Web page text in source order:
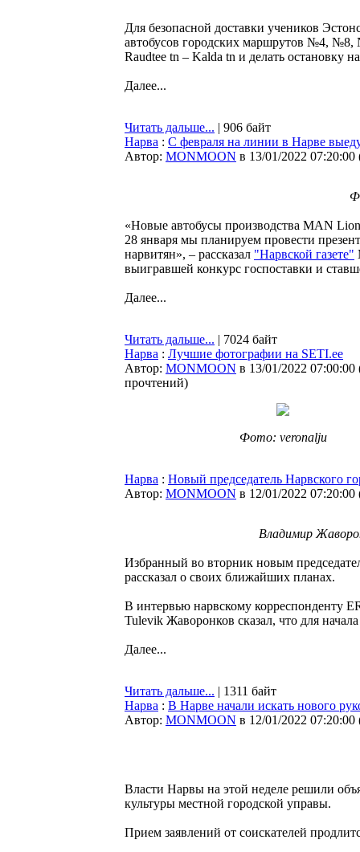
Для безопасной доставки учеников
автобусов городских маршрутов №4, №8,
Raudtee tn – Kalda tn и делать остановку
Далее...
Читать дальше... | 906 байт
Нарва : С февраля на линии в Нарве
Автор: MONMOON в 13/01/2022 07:20:00
«Новые автобусы производства MAN
28 января мы планируем провести
нарвитян», – рассказал "Нарвской газете"
выигравшей конкурс госпоставки и
Далее...
Читать дальше... | 7024 байт
Нарва : Лучшие фотографии на SETI.ee
Автор: MONMOON в 13/01/2022 07:00:00
прочтений)
Фото: veronalju
Нарва : Новый председатель Нарвского
Автор: MONMOON в 12/01/2022 07:20:00
Владимир
Избранный во вторник новым
рассказал о своих ближайших планах.
В интервью нарвскому корреспонденту
Tulevik Жаворонков сказал, что для
Далее...
Читать дальше... | 1311 байт
Нарва : В Нарве начали искать нового
Автор: MONMOON в 12/01/2022 07:20:00
Власти Нарвы на этой неделе решили
культуры местной городской управы.
Прием заявлений от соискателей